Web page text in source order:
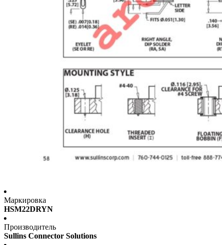
Маркировка
HSM22DRYN
Производитель
Sullins Connector Solutions